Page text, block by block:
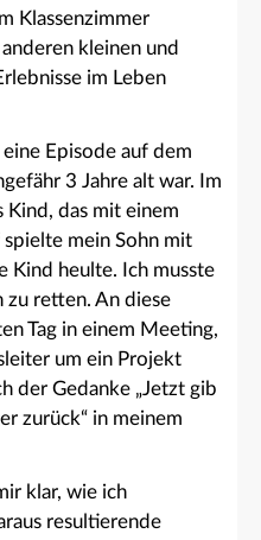
Klassenzimmer
kleinen und
im Leben
Episode auf dem
3 Jahre alt war. Im
Kind, das mit einem
spielte mein Sohn mit
Kind heulte. Ich musste
zu retten. An diese
Tag in einem Meeting,
um ein Projekt
der Gedanke „Jetzt gib
zurück“ in meinem
klar, wie ich
resultierende